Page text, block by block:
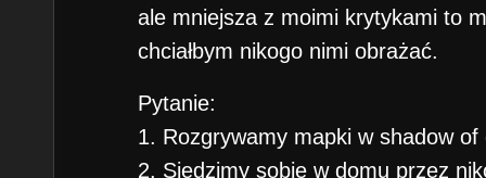
ale mniejsza z moimi krytykami to
chciałbym nikogo nimi obrażać.
Pytanie:
1. Rozgrywamy mapki w shadow of
2. Siedzimy sobie w domu przez